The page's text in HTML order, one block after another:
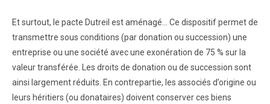
Et surtout, le pacte Dutreil est aménagé… Ce dispositif permet de
transmettre sous conditions (par donation ou succession) une
entreprise ou une société avec une exonération de 75 % sur la
valeur transférée. Les droits de donation ou de succession sont
ainsi largement réduits. En contrepartie, les associés d’origine ou
leurs héritiers (ou donataires) doivent conserver ces biens